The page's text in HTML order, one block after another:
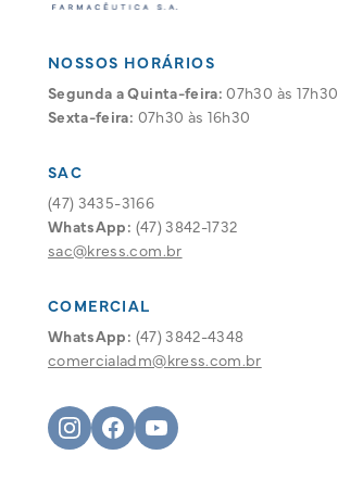
NOSSOS HORÁRIOS
Segunda a Quinta-feira: 07h30 às 17h30
Sexta-feira: 07h30 às 16h30
SAC
(47) 3435-3166
WhatsApp: (47) 3842-1732
sac@kress.com.br
COMERCIAL
WhatsApp: (47) 3842-4348
comercialadm@kress.com.br